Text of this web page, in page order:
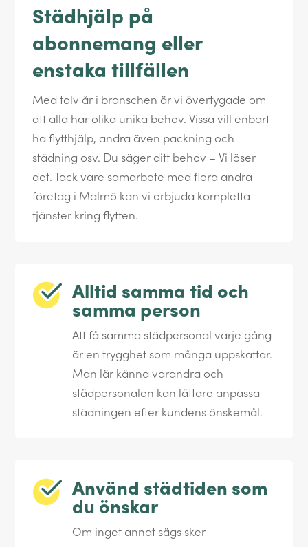
Städhjälp på
abonnemang eller
enstaka tillfällen
Med tolv år i branschen är vi övertygade om
att alla har olika unika behov. Vissa vill enbart
ha flytthjälp, andra även packning och
städning osv. Du säger ditt behov – Vi löser
det. Tack vare samarbete med flera andra
företag i Malmö kan vi erbjuda kompletta
tjänster kring flytten.
Alltid samma tid och
samma person
Att få samma städpersonal varje gång
är en trygghet som många uppskattar.
Man lär känna varandra och
städpersonalen kan lättare anpassa
städningen efter kundens önskemål.
Använd städtiden som
du önskar
Om inget annat sägs sker